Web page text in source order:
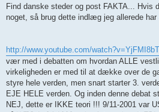
Find danske steder og post FAKTA... Hvis
noget, så brug dette indlæg jeg allerede
http://www.youtube.com/
vær med i debatten om hvordan ALLE
virkeligheden er med til at dække over de
styre hele verden, men snart starter 3.
EJE HELE verden. Og inden denne debat
NEJ, dette er IKKE teori !!! 9/11-2001 var